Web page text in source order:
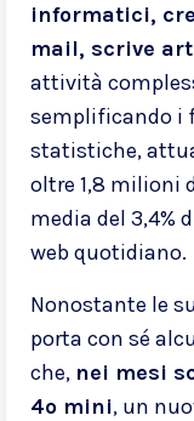
informatici,
mail, scrive
attività
semplificando i
statistiche,
oltre 1,8 milioni
media del 3,4%
web quotidiano.
Nonostante le
porta con sé
che, nei mesi
4o mini, un